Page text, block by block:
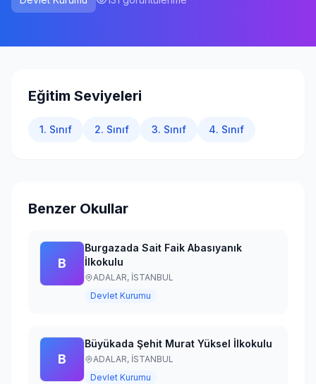
Eğitim Seviyeleri
1. Sınıf 2. Sınıf 3. Sınıf 4. Sınıf
Benzer Okullar
B
Burgazada Sait Faik Abasıyanık
İlkokulu
ADALAR, İSTANBUL
Devlet Kurumu
B
Büyükada Şehit Murat Yüksel İlkokulu
ADALAR, İSTANBUL
Devlet Kurumu